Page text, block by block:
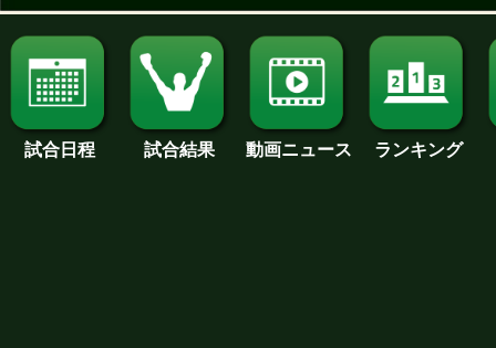
試合日程 試合結果 動画ニュース ランキング